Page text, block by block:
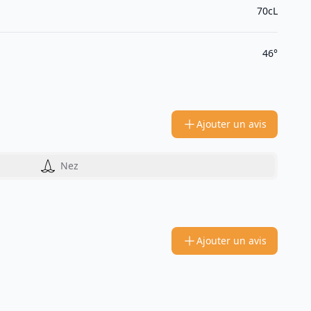
70cL
46°
Ajouter un avis
Nez
Ajouter un avis